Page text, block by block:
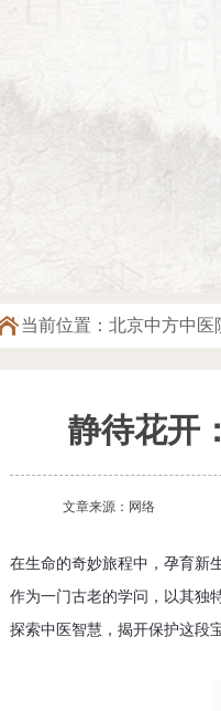
当前位置： 北京中方中医
静待花开
文章来源：网络
在生命的奇妙旅程中，孕育新
作为一门古老的学问，以其独
探索中医智慧，揭开保护这段